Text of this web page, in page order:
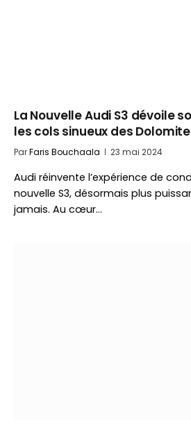
La Nouvelle Audi S3 dévoile
les cols sinueux des
ParFaris Bouchaala 23 mai 2024
Audi réinvente l’expérience de
nouvelle S3, désormais plus
jamais. Au cœur…